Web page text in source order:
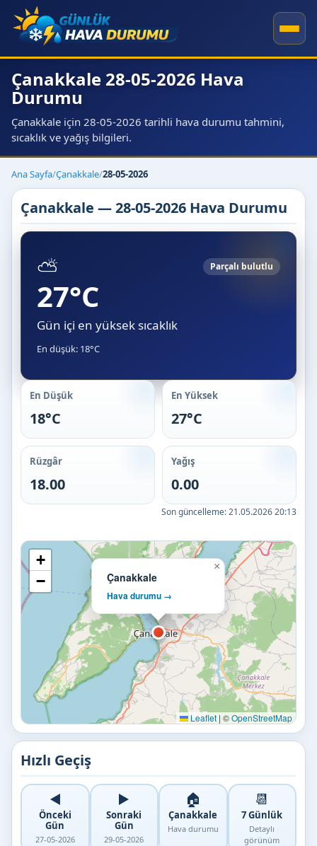
Çanakkale 28-05-2026 Hava
Durumu
Çanakkale için 28-05-2026 tarihli hava durumu tahmini,
sıcaklık ve yağış bilgileri.
Ana Sayfa/Çanakkale/28-05-2026
Çanakkale — 28-05-2026 Hava Durumu
⛅ Parçalı bulutlu
27°C
Gün içi en yüksek sıcaklık
En düşük: 18°C
En Düşük
18°C
En Yüksek
27°C
Rüzgâr
18.00
Yağış
0.00
Son güncelleme:21.05.2026 20:13
Çanakkale
Hava durumu →
×
+
−
Leaflet | ©OpenStreetMap
Hızlı Geçiş
◀️
Önceki
Gün
27-05-2026
▶️
Sonraki
Gün
29-05-2026
🏠
Çanakkale
Hava durumu
📆
7 Günlük
Detaylı
görünüm